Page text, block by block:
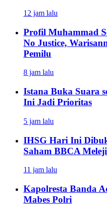
12 jam lalu
Profil Muhammad
No Justice,
Pemilu
8 jam lalu
Istana Buka Suara
Ini Jadi Prioritas
5 jam lalu
IHSG Hari Ini
Saham BBCA
11 jam lalu
Kapolresta Banda
Mabes Polri